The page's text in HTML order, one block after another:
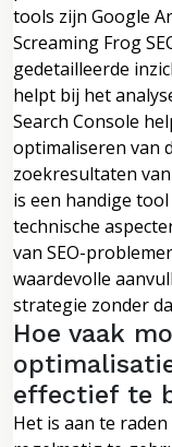
tools zijn Google
Screaming Frog
gedetailleerde
helpt bij het
Search Console
optimaliseren van
zoekresultaten van
is een handige
technische
van SEO-
waardevolle
strategie zonder
Hoe vaak
effectief te
Het is aan te